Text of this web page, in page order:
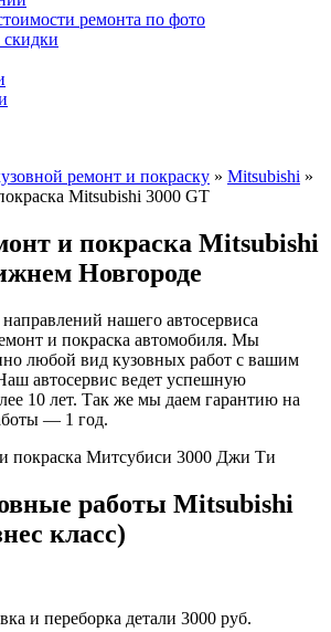
ремонта по фото
ремонт и покраску » Mitsubishi »
Mitsubishi 3000 GT
и покраска Mitsubishi
Новгороде
нашего автосервиса
и покраска автомобиля. Мы
любой вид кузовных работ с вашим
автосервис ведет успешную
10 лет. Так же мы даем гарантию на
— 1 год.
работы Mitsubishi
класс)
и переборка детали 3000 руб.